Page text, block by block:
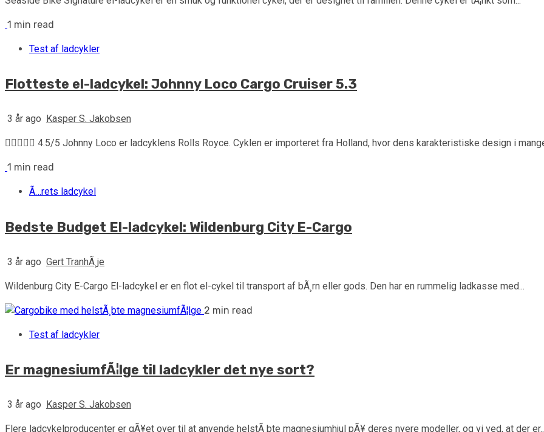
1 min read
Test af ladcykler
Flotteste el-ladcykel: Johnny Loco Cargo Cruiser 5.3
3 år ago Kasper S. Jakobsen
 4.5/5 Johnny Loco er ladcyklens Rolls Royce. Cyklen er importeret fra Holland, hvor dens karakteristiske design i
1 min read
Ã…rets ladcykel
Bedste Budget El-ladcykel: Wildenburg City E-Cargo
3 år ago Gert TranhÃ¸je
Wildenburg City E-Cargo El-ladcykel er en flot el-cykel til transport af bÃ¸rn eller gods. Den har en rummelig ladkasse med...
2 min read
Test af ladcykler
Er magnesiumfÃ¦lge til ladcykler det nye sort?
3 år ago Kasper S. Jakobsen
Flere ladcykelproducenter er gÃ¥et over til at anvende helstÃ¸bte magnesiumhjul pÃ¥ deres nyere modeller, og vi ved, at der